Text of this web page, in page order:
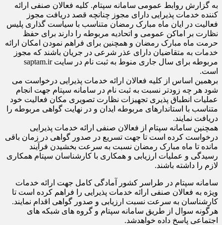
به گزارش روابط عمومی سامانه سپتام. کلیه فعالان صنفی ارائه
کننده خدمات پذیرایی دارای مجوز چنانچه قصد دریافت مجوز
فعالیت در ایان ماه مبارک رمضان متناسب با سیاست گذاری پلیس
نظارت بر اماکن عمومی و اتحادیه مربوطه را دارند برای حفظ
حرمت ماه مبارک رمضان و همچنین برای فراهم نمودن امکان ارائه
خدمات به متقاضیان دارای عذر شرعی در جریان باشند که مجوز
مربوطه برای سال جاری منوط به ثبت نام در سایت saptam.ir
است.
برهمین اساس از کلیه فعالان ارائه خدمات پذیرایی درخواست می
شود هر چه زودتر نسبت به ثبت نام در سامانه سپتام جهت انجام
عملیات انطباق پذیری تجهیزات نظارت تصویری مکان فعالیت خود
متناسب با استاندارهای مربوطه ایدان و در نهایت گواهی مربوطه را
دریافت نمایند.
همچنین سامانه سپتام از فعالان صنفی ارائه خدمات پذیرایی
درخواست کرده است تا جهت تسریع در صدور گواهی در زمان باقی
مانده تا ماه مبارک رمضان نسبت به سرعت بخشیدن فرآیند
رسیدگی و عملیات ارزیابی و همکاری با کارشناسان سپتام همکاری
لازم را داشته باشند.
سامانه سپتام در طراسر کشور آمادگی کامل جهت ارائه خدمات
ویژه به فعالان صنفی ارائه خدمات پذیرایی را فراهم کرده است تا
کارشناسان به سرعت نسبت ارزیابی و صدور گواهی اقدام نمایند.
هرگونه سوال از طریق سامانه سپتام و گروه های شبکه های
اجتماعی پاسخ داده خواهدشد.